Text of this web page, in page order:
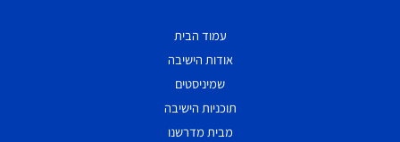
עמוד הבית
אודות הישיבה
שמיניסטים
תוכניות הישיבה
מבית מדרשנו